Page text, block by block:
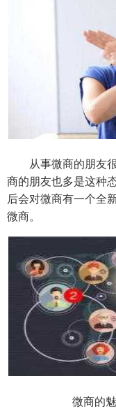
从事微商的朋友很
商的朋友也多是这种
后会对微商有一个全
微商。
微商的魅